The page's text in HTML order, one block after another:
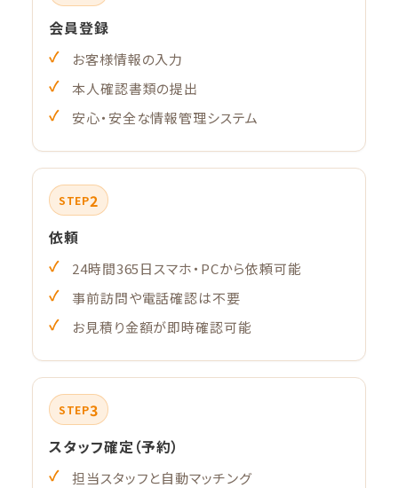
会員登録
お客様情報の入力
本人確認書類の提出
安心・安全な情報管理システム
STEP2
依頼
24時間365日スマホ・PCから依頼可能
事前訪問や電話確認は不要
お見積り金額が即時確認可能
STEP3
スタッフ確定（予約）
担当スタッフと自動マッチング